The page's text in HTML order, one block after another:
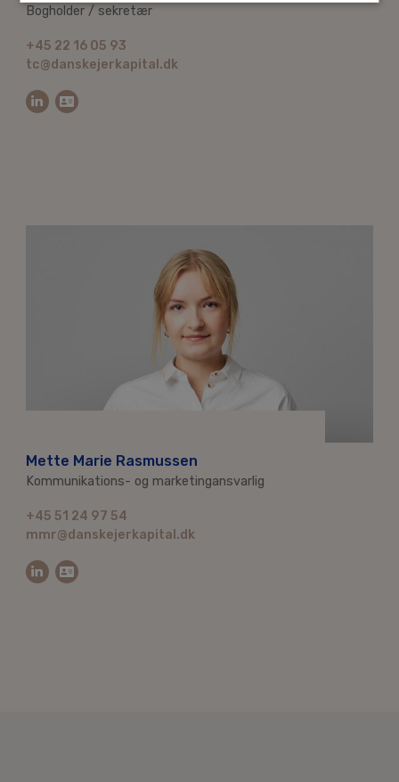
Bogholder / sekretær
+45 22 16 05 93
tc@danskejerkapital.dk
Mette Marie Rasmussen
Kommunikations- og marketingansvarlig
+45 51 24 97 54
mmr@danskejerkapital.dk